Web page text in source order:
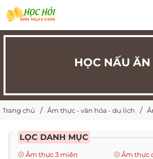
HỌC NẤU ĂN
Trang chủ Ẩm thực - văn hóa - du lịch
LỌC DANH MỤC
Ẩm thực 3 miền
Ẩm thực